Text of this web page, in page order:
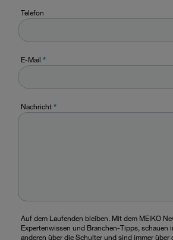
Telefon
E-Mail *
Nachricht*
Auf dem Laufenden bleiben. Mit dem MEIKO
Expertenwissen und Branchen-Tipps, schauen
anderen über die Schulter und sind immer über